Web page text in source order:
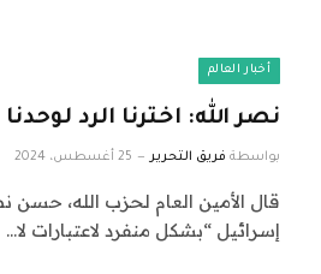
أخبار العالم
نصر الله: اخترنا الرد
بواسطة فريق التحرير 25 أغسطس، 2024
قال الأمين العام لحزب الله، حسن
إسرائيل “بشكل منفرد لاعتبارات لا…